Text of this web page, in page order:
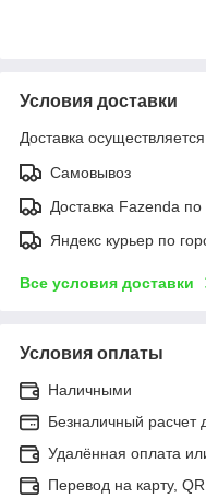
Условия доставки
Доставка
Самовывоз
Доставка Fazenda
Яндекс курьер по
Все условия доставки
Условия оплаты
Наличными
Безналичный расчет
Удалённая оплата
Перевод на карту, QR